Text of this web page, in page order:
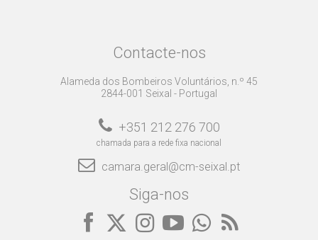
Contacte-nos
Alameda dos Bombeiros Voluntários, n.º 45
2844-001 Seixal - Portugal
+351 212 276 700
chamada para a rede fixa nacional
camara.geral@cm-seixal.pt
Siga-nos